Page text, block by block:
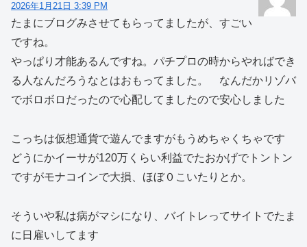
2026年1月21日 3:39 PM
たまにブログみさせてもらってましたが、すごい
ですね。
やっぱり才能あるんですね。パチプロの時からやればでき
る人なんだろうなとはおもってました。 なんだかリゾバ
でボロボロだったので心配してましたので安心しました
こっちは仮想通貨で遊んでますがもうめちゃくちゃです
どうにかイーサが120万くらい利益でたおかげでトントン
ですがモナコインで大損、ほぼ０こいたりとか。
そういや私は病がマシになり、バイトレってサイトでたま
に日雇いしてます